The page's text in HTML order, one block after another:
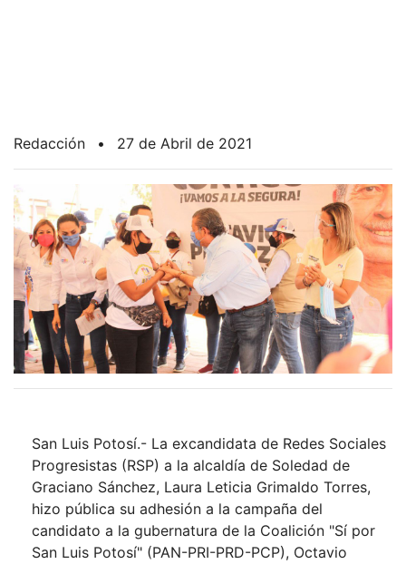
Redacción • 27 de Abril de 2021
San Luis Potosí.- La excandidata de Redes Sociales
Progresistas (RSP) a la alcaldía de Soledad de
Graciano Sánchez, Laura Leticia Grimaldo Torres,
hizo pública su adhesión a la campaña del
candidato a la gubernatura de la Coalición "Sí por
San Luis Potosí" (PAN-PRI-PRD-PCP), Octavio